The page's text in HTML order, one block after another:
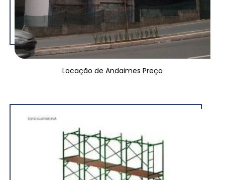
Locação de Andaimes Preço